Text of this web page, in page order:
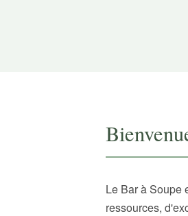
Le Bar à Soupe
ressources,